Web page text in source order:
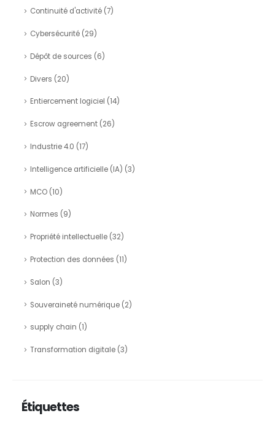
Continuité d'activité(7)
Cybersécurité(29)
Dépôt de sources (6)
Divers (20)
Entiercement logiciel (14)
Escrow agreement(26)
Industrie 4.0 (17)
Intelligence artificielle (IA) (3)
MCO(10)
Normes (9)
Propriété intellectuelle(32)
Protection des données (11)
Salon (3)
Souveraineté numérique(2)
supply chain (1)
Transformation digitale(3)
Étiquettes